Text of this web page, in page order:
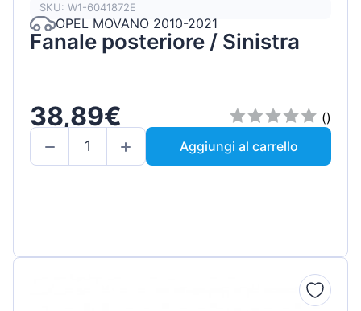
SKU: W1-6041872E
OPEL MOVANO 2010-2021
Fanale posteriore / Sinistra
38,89€
()
Aggiungi al carrello